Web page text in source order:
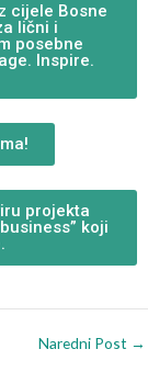
cijele Bosne
lični i
posebne
Inspire.
projekta
koji
Naredni Post →